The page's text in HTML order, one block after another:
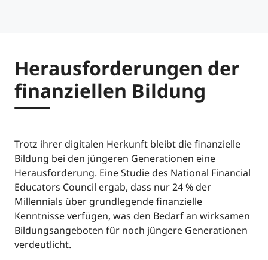
Herausforderungen der
finanziellen Bildung
Trotz ihrer digitalen Herkunft bleibt die finanzielle
Bildung bei den jüngeren Generationen eine
Herausforderung. Eine Studie des National Financial
Educators Council ergab, dass nur 24 % der
Millennials über grundlegende finanzielle
Kenntnisse verfügen, was den Bedarf an wirksamen
Bildungsangeboten für noch jüngere Generationen
verdeutlicht.